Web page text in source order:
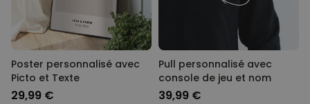
Poster personnalisé avec
Picto et Texte
29,99 €
Pull personnalisé avec
console de jeu et nom
39,99 €